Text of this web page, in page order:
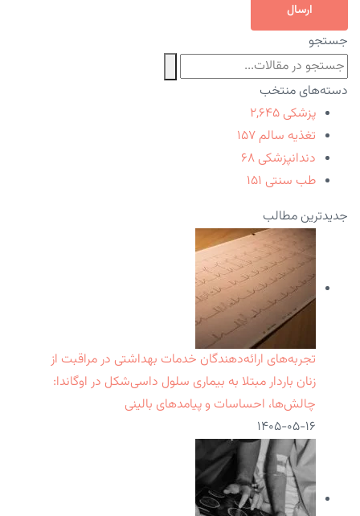
ارسال
جستجو
دسته‌های منتخب
پزشکی ۲,۶۴۵
تغذیه سالم ۱۵۷
دندانپزشکی ۶۸
طب سنتی ۱۵۱
جدیدترین مطالب
تجربه‌های ارائه‌دهندگان خدمات بهداشتی در مراقبت از
زنان باردار مبتلا به بیماری سلول داسی‌شکل در اوگاندا:
چالش‌ها، احساسات و پیامدهای بالینی
۱۴۰۵-۰۵-۱۶